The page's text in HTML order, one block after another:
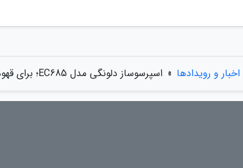
اخبار و رویدادها » اسپرسوساز دلونگی مدل EC685؛ برای قهوه ای حرفه ای و خوش طعم